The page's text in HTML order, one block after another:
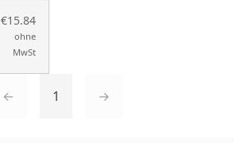
€15.84
ohne
MwSt
← 1 →